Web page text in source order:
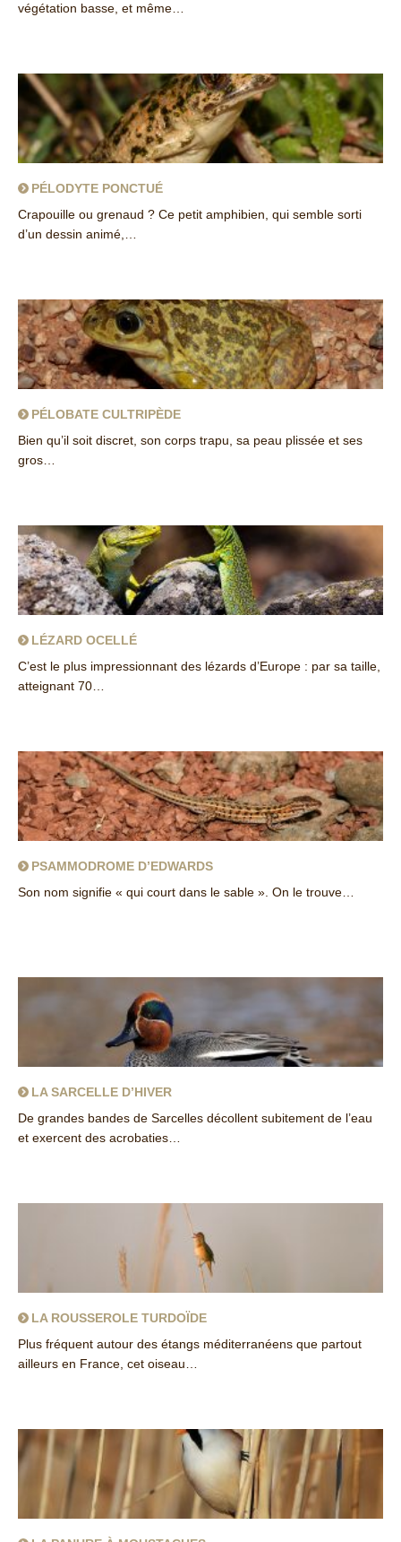
végétation basse, et même…
PÉLODYTE PONCTUÉ
Crapouille ou grenaud ? Ce petit amphibien, qui semble sorti
d’un dessin animé,…
PÉLOBATE CULTRIPÈDE
Bien qu’il soit discret, son corps trapu, sa peau plissée et ses
gros…
LÉZARD OCELLÉ
C’est le plus impressionnant des lézards d’Europe : par sa taille,
atteignant 70…
PSAMMODROME D’EDWARDS
Son nom signifie « qui court dans le sable ». On le trouve…
LA SARCELLE D’HIVER
De grandes bandes de Sarcelles décollent subitement de l’eau
et exercent des acrobaties…
LA ROUSSEROLE TURDOÏDE
Plus fréquent autour des étangs méditerranéens que partout
ailleurs en France, cet oiseau…